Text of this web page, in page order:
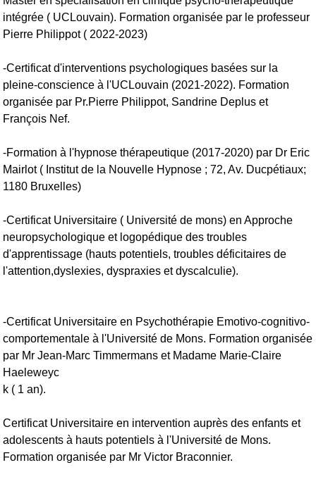
intégrée ( UCLouvain). Formation organisée par le professeur
Pierre Philippot ( 2022-2023)
-Certificat d'interventions psychologiques basées sur la
pleine-conscience à l'UCLouvain (2021-2022). Formation
organisée par Pr.Pierre Philippot, Sandrine Deplus et
François Nef.
-Formation à l'hypnose thérapeutique (2017-2020) par Dr Eric
Mairlot ( Institut de la Nouvelle Hypnose ; 72, Av. Ducpétiaux;
1180 Bruxelles)
-Certificat Universitaire ( Université de mons) en Approche
neuropsychologique et logopédique des troubles
d'apprentissage (hauts potentiels, troubles déficitaires de
l'attention,dyslexies, dyspraxies et dyscalculie).
-Certificat Universitaire en Psychothérapie Emotivo-cognitivo-
comportementale à l'Université de Mons. Formation organisée
par Mr Jean-Marc Timmermans et Madame Marie-Claire
Haeleweyc
k ( 1 an).
Certificat Universitaire en intervention auprès des enfants et
adolescents à hauts potentiels à l'Université de Mons.
Formation organisée par Mr Victor Braconnier.